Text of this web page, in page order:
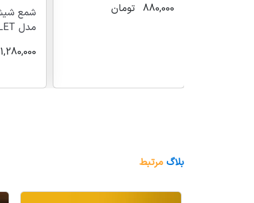
880,000 تومان
مدل VELET رنگی
1,280,000
بلاگ مرتبط